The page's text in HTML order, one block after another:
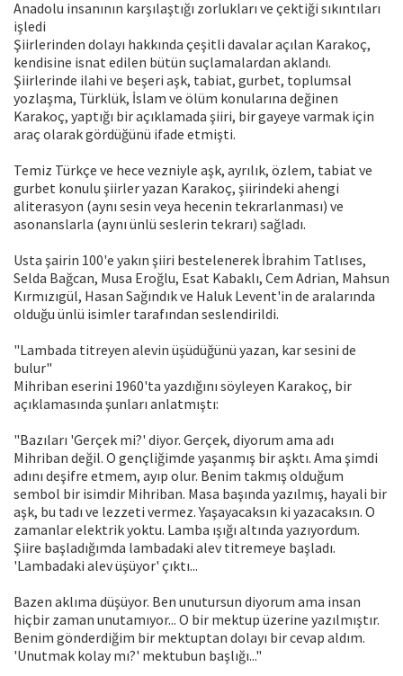
Anadolu insanının karşılaştığı zorlukları ve çektiği sıkıntıları
işledi
Şiirlerinden dolayı hakkında çeşitli davalar açılan Karakoç,
kendisine isnat edilen bütün suçlamalardan aklandı.
Şiirlerinde ilahi ve beşeri aşk, tabiat, gurbet, toplumsal
yozlaşma, Türklük, İslam ve ölüm konularına değinen
Karakoç, yaptığı bir açıklamada şiiri, bir gayeye varmak için
araç olarak gördüğünü ifade etmişti.
Temiz Türkçe ve hece vezniyle aşk, ayrılık, özlem, tabiat ve
gurbet konulu şiirler yazan Karakoç, şiirindeki ahengi
aliterasyon (aynı sesin veya hecenin tekrarlanması) ve
asonanslarla (aynı ünlü seslerin tekrarı) sağladı.
Usta şairin 100'e yakın şiiri bestelenerek İbrahim Tatlıses,
Selda Bağcan, Musa Eroğlu, Esat Kabaklı, Cem Adrian, Mahsun
Kırmızıgül, Hasan Sağındık ve Haluk Levent'in de aralarında
olduğu ünlü isimler tarafından seslendirildi.
"Lambada titreyen alevin üşüdüğünü yazan, kar sesini de
bulur"
Mihriban eserini 1960'ta yazdığını söyleyen Karakoç, bir
açıklamasında şunları anlatmıştı:
"Bazıları 'Gerçek mi?' diyor. Gerçek, diyorum ama adı
Mihriban değil. O gençliğimde yaşanmış bir aşktı. Ama şimdi
adını deşifre etmem, ayıp olur. Benim takmış olduğum
sembol bir isimdir Mihriban. Masa başında yazılmış, hayali bir
aşk, bu tadı ve lezzeti vermez. Yaşayacaksın ki yazacaksın. O
zamanlar elektrik yoktu. Lamba ışığı altında yazıyordum.
Şiire başladığımda lambadaki alev titremeye başladı.
'Lambadaki alev üşüyor' çıktı...
Bazen aklıma düşüyor. Ben unutursun diyorum ama insan
hiçbir zaman unutamıyor... O bir mektup üzerine yazılmıştır.
Benim gönderdiğim bir mektuptan dolayı bir cevap aldım.
'Unutmak kolay mı?' mektubun başlığı..."